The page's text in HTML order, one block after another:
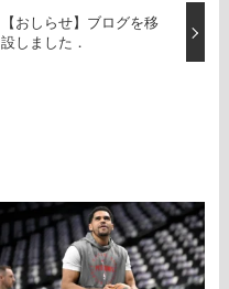
【おしらせ】ブログを移
設しました．